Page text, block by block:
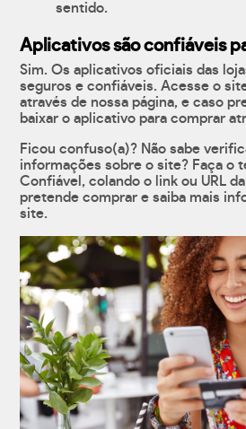
sentido.
Aplicativos são confiáveis
Sim. Os aplicativos oficiais das
seguros e confiáveis. Acesse o
através de nossa página, e caso
baixar o aplicativo para comprar
Ficou confuso(a)? Não sabe
informações sobre o site? Faça o
Confiável, colando o link ou URL
pretende comprar e saiba mais
site.